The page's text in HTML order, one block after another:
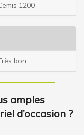
1200
bon
amples
d’occasion ?